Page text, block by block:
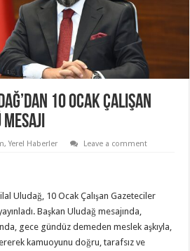
10 OCAK ÇALIŞAN
,Yerel Haberler Leave a comment
Uludağ, 10 Ocak Çalışan Gazeteciler
Başkan Uludağ mesajında,
gece gündüz demeden meslek aşkıyla,
kamuoyunu doğru, tarafsız ve